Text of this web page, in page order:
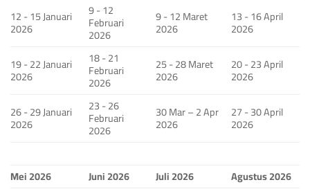
12 - 15 Januari
2026
9 - 12
Februari
2026
9 - 12 Maret
2026
13 - 16 April
2026
19 - 22 Januari
2026
18 - 21
Februari
2026
25 - 28 Maret
2026
20 - 23 April
2026
26 - 29 Januari
2026
23 - 26
Februari
2026
30 Mar – 2 Apr
2026
27 - 30 April
2026
Mei 2026 Juni 2026 Juli 2026
Agustus 2026